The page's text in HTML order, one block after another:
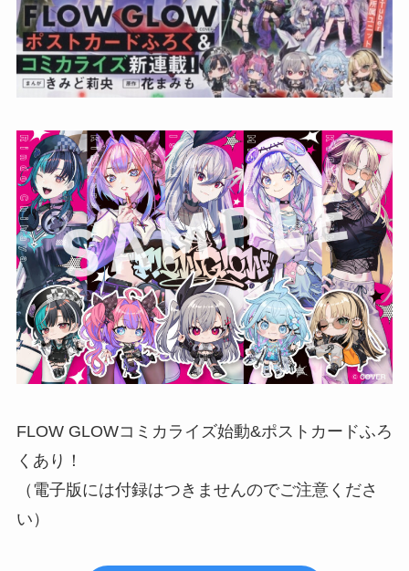
FLOW GLOWコミカライズ始動&ポストカードふろ
くあり！
（電子版には付録はつきませんのでご注意くださ
い）